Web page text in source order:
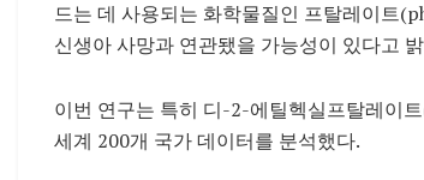
드는 데 사용되는 화학물질인 프탈레이트
신생아 사망과 연관됐을 가능성이 있다고
이번 연구는 특히 디-2-에틸헥실프탈레이
세계 200개 국가 데이터를 분석했다.